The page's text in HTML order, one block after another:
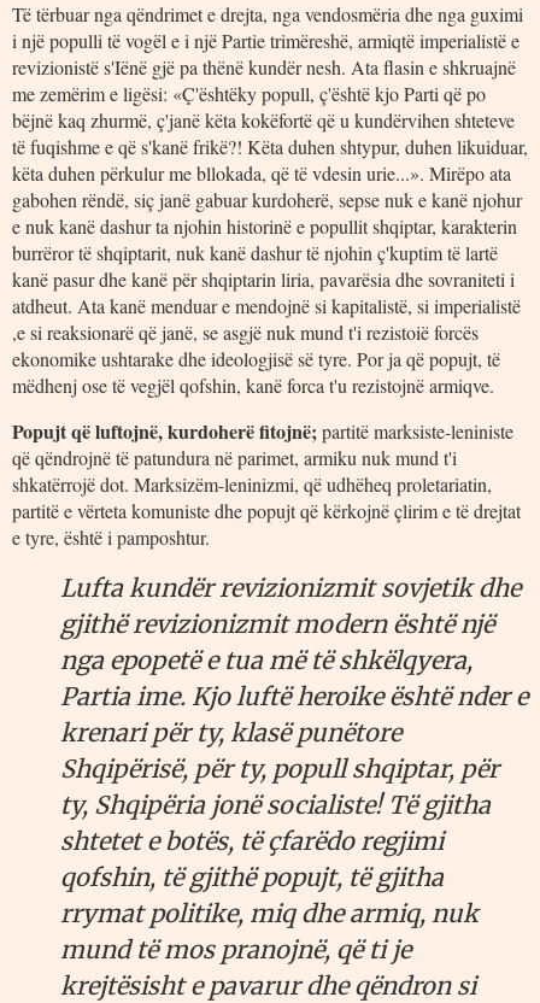
Të tërbuar nga qëndrimet e drejta, nga vendosmëria dhe nga guximi
i një populli të vogël e i një Partie trimëreshë, armiqtë imperialistë e
revizionistë s'Iënë gjë pa thënë kundër nesh. Ata flasin e shkruajnë
me zemërim e ligësi: «Ç'ështëky popull, ç'është kjo Parti që po
bëjnë kaq zhurmë, ç'janë këta kokëfortë që u kundërvihen shteteve
të fuqishme e që s'kanë frikë?! Këta duhen shtypur, duhen likuiduar,
këta duhen përkulur me bllokada, që të vdesin urie...». Mirëpo ata
gabohen rëndë, siç janë gabuar kurdoherë, sepse nuk e kanë njohur
e nuk kanë dashur ta njohin historinë e popullit shqiptar, karakterin
burrëror të shqiptarit, nuk kanë dashur të njohin ç'kuptim të lartë
kanë pasur dhe kanë për shqiptarin liria, pavarësia dhe sovraniteti i
atdheut. Ata kanë menduar e mendojnë si kapitalistë, si imperialistë
,e si reaksionarë që janë, se asgjë nuk mund t'i rezistoië forcës
ekonomike ushtarake dhe ideologjisë së tyre. Por ja që popujt, të
mëdhenj ose të vegjël qofshin, kanë forca t'u rezistojnë armiqve.
Popujt që luftojnë, kurdoherë fitojnë;partitë marksiste-leniniste
që qëndrojnë të patundura në parimet, armiku nuk mund t'i
shkatërrojë dot. Marksizëm-leninizmi, që udhëheq proletariatin,
partitë e vërteta komuniste dhe popujt që kërkojnë çlirim e të drejtat
e tyre, është i pamposhtur.
Lufta kundër revizionizmit sovjetik dhe
gjithë revizionizmit modern është një
nga epopetë e tua më të shkëlqyera,
Partia ime. Kjo luftë heroike është nder e
krenari për ty, klasë punëtore
Shqipërisë, për ty, popull shqiptar, për
ty, Shqipëria jonë socialiste! Të gjitha
shtetet e botës, të çfarëdo regjimi
qofshin, të gjithë popujt, të gjitha
rrymat politike, miq dhe armiq, nuk
mund të mos pranojnë, që ti je
krejtësisht e pavarur dhe qëndron si